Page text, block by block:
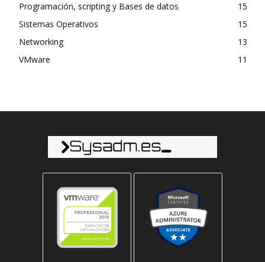
Programación, scripting y Bases de datos
15
Sistemas Operativos
15
Networking
13
VMware
11